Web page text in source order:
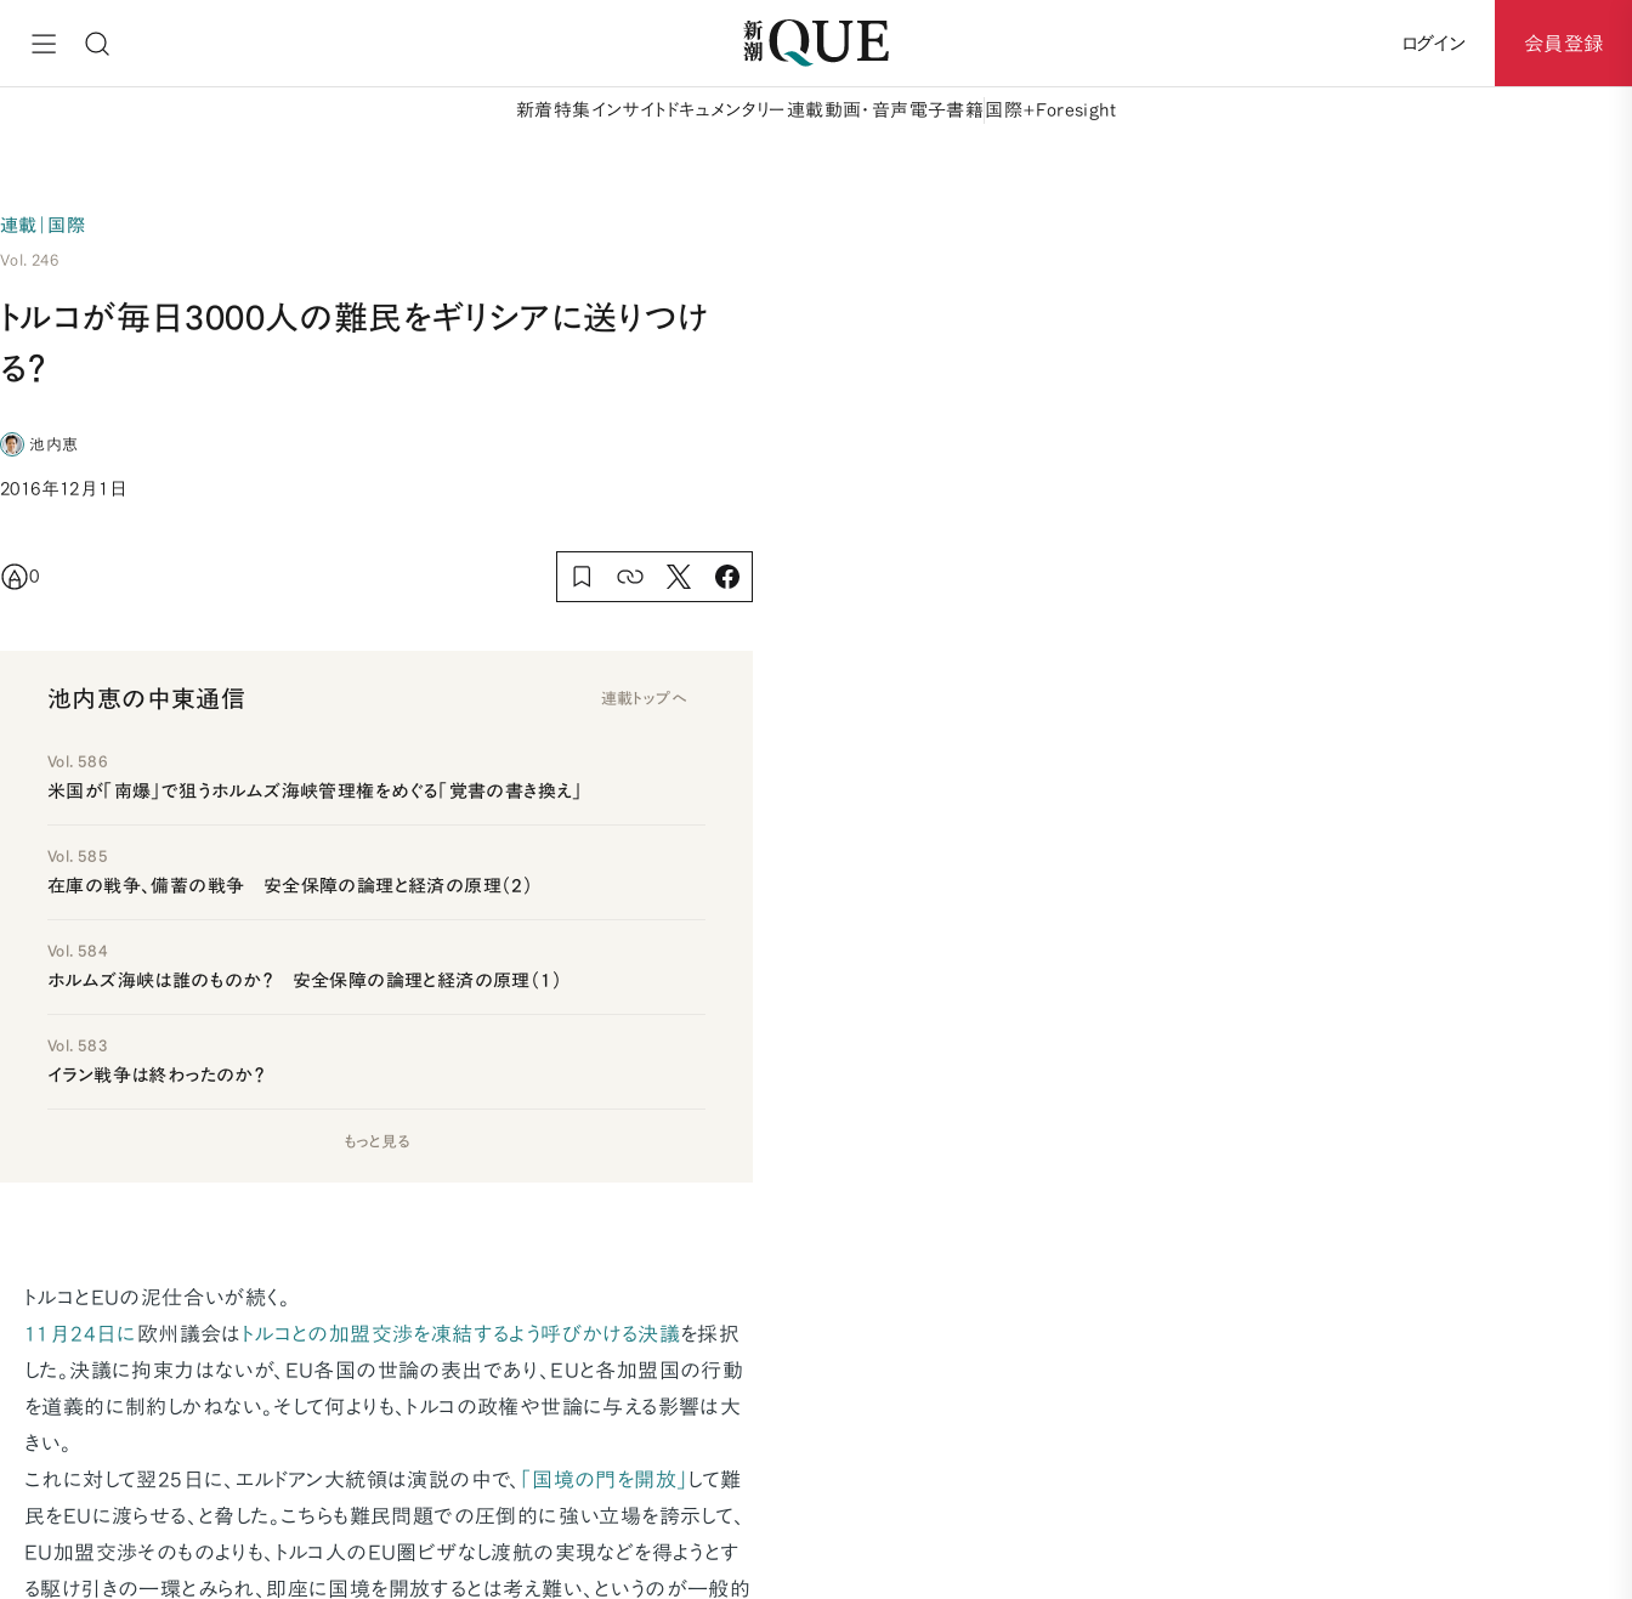
ログイン 会員登録
新着特集 インサイト ドキュメンタリー 連載動画・音声 電子書籍 国際+Foresight
連載｜国際
Vol. 246
トルコが毎日3000人の難民をギリシアに送りつけ
る？
池内恵
2016年12月1日
0
池内恵の中東通信 連載トップへ
Vol. 586
米国が「南爆」で狙うホルムズ海峡管理権をめぐる「覚書の書き換え」
Vol. 585
在庫の戦争、備蓄の戦争 安全保障の論理と経済の原理（2）
Vol. 584
ホルムズ海峡は誰のものか？ 安全保障の論理と経済の原理（1）
Vol. 583
イラン戦争は終わったのか？
もっと見る
トルコとEUの泥仕合いが続く。
11月24日に 欧州議会は トルコとの加盟交渉を凍結するよう呼びかける決議を採択
した。決議に拘束力はないが、EU各国の世論の表出であり、EUと各加盟国の行動
を道義的に制約しかねない。そして何よりも、トルコの政権や世論に与える影響は大
きい。
これに対して翌25日に、エルドアン大統領は演説の中で、
「国境の門を開放」 して難
民をEUに渡らせる、と脅した。こちらも難民問題での圧倒的に強い立場を誇示して、
EU加盟交渉そのものよりも、トルコ人のEU圏ビザなし渡航の実現などを得ようとす
る駆け引きの一環とみられ、即座に国境を開放するとは考え難い、というのが一般的